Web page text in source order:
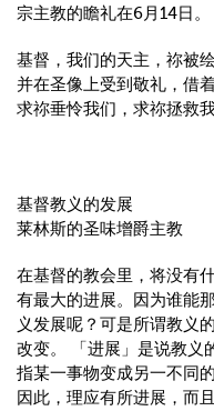
宗主教的瞻礼在6月14日。
基督，我们的天主，祢被
并在圣像上受到敬礼，借
求祢垂怜我们，求祢拯救
基督教义的发展
莱林斯的圣味增爵主教
在基督的教会里，将没有
有最大的进展。因为谁能
义发展呢？可是所谓教义
改变。 「进展」是说教义
指某一事物变成另一不同的
因此，理应有所进展，而